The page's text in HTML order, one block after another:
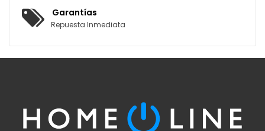
Garantías
Repuesta Inmediata